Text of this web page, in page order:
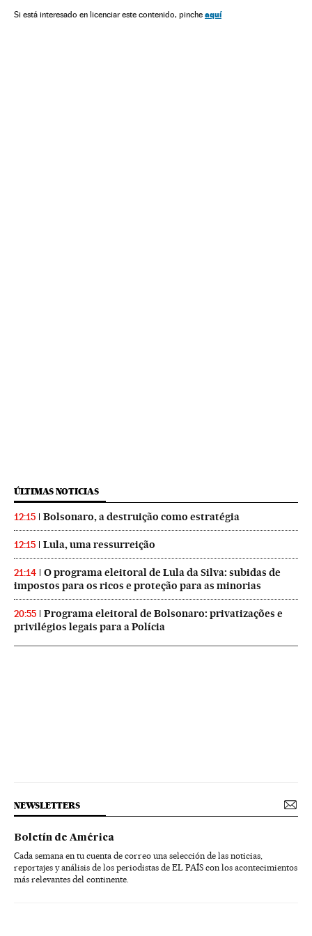
Si está interesado en licenciar este contenido, pinche aquí
ÚLTIMAS NOTICIAS
12:15 Bolsonaro, a destruição como estratégia
12:15 Lula, uma ressurreição
21:14
O programa eleitoral de Lula da Silva: subidas de
impostos para os ricos e proteção para as minorias
20:55
Programa eleitoral de Bolsonaro: privatizações e
privilégios legais para a Polícia
NEWSLETTERS
Boletín de América
Cada semana en tu cuenta de correo una selección de las noticias,
reportajes y análisis de los periodistas de EL PAÍS con los acontecimientos
más relevantes del continente.